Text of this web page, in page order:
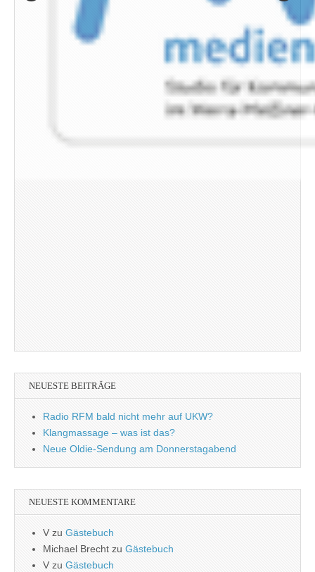
NEUESTE BEITRÄGE
Radio RFM bald nicht mehr auf UKW?
Klangmassage – was ist das?
Neue Oldie-Sendung am Donnerstagabend
NEUESTE KOMMENTARE
V zu Gästebuch
Michael Brecht zu Gästebuch
Vzu Gästebuch